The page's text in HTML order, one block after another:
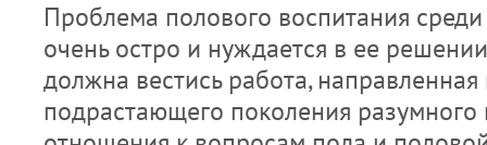
Проблема полового воспитания
очень остро и нуждается в ее
должна вестись работа,
подрастающего поколения разумного